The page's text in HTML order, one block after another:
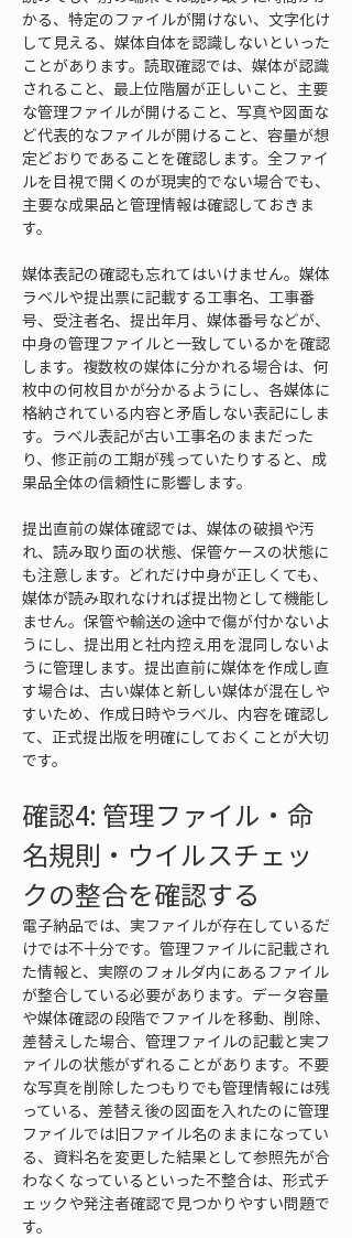
かる、特定のファイルが開けない、文字化け
して見える、媒体自体を認識しないといった
ことがあります。読取確認では、媒体が認識
されること、最上位階層が正しいこと、主要
な管理ファイルが開けること、写真や図面な
ど代表的なファイルが開けること、容量が想
定どおりであることを確認します。全ファイ
ルを目視で開くのが現実的でない場合でも、
主要な成果品と管理情報は確認しておきま
す。
媒体表記の確認も忘れてはいけません。媒体
ラベルや提出票に記載する工事名、工事番
号、受注者名、提出年月、媒体番号などが、
中身の管理ファイルと一致しているかを確認
します。複数枚の媒体に分かれる場合は、何
枚中の何枚目かが分かるようにし、各媒体に
格納されている内容と矛盾しない表記にしま
す。ラベル表記が古い工事名のままだった
り、修正前の工期が残っていたりすると、成
果品全体の信頼性に影響します。
提出直前の媒体確認では、媒体の破損や汚
れ、読み取り面の状態、保管ケースの状態に
も注意します。どれだけ中身が正しくても、
媒体が読み取れなければ提出物として機能し
ません。保管や輸送の途中で傷が付かないよ
うにし、提出用と社内控え用を混同しないよ
うに管理します。提出直前に媒体を作成し直
す場合は、古い媒体と新しい媒体が混在しや
すいため、作成日時やラベル、内容を確認し
て、正式提出版を明確にしておくことが大切
です。
確認4: 管理ファイル・命
名規則・ウイルスチェッ
クの整合を確認する
電子納品では、実ファイルが存在しているだ
けでは不十分です。管理ファイルに記載され
た情報と、実際のフォルダ内にあるファイル
が整合している必要があります。データ容量
や媒体確認の段階でファイルを移動、削除、
差替えした場合、管理ファイルの記載と実フ
ァイルの状態がずれることがあります。不要
な写真を削除したつもりでも管理情報には残
っている、差替え後の図面を入れたのに管理
ファイルでは旧ファイル名のままになってい
る、資料名を変更した結果として参照先が合
わなくなっているといった不整合は、形式チ
ェックや発注者確認で見つかりやすい問題で
す。